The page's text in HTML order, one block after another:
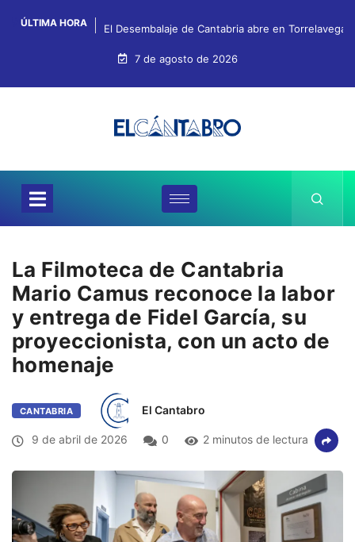
ÚLTIMA HORA El Desembalaje de Cantabria abre en
7 de agosto de 2026
La Filmoteca de Cantabria
Mario Camus reconoce la labor
y entrega de Fidel García, su
proyeccionista, con un acto de
homenaje
CANTABRIA El Cantabro
9 de abril de 2026 0 2 minutos de lectura